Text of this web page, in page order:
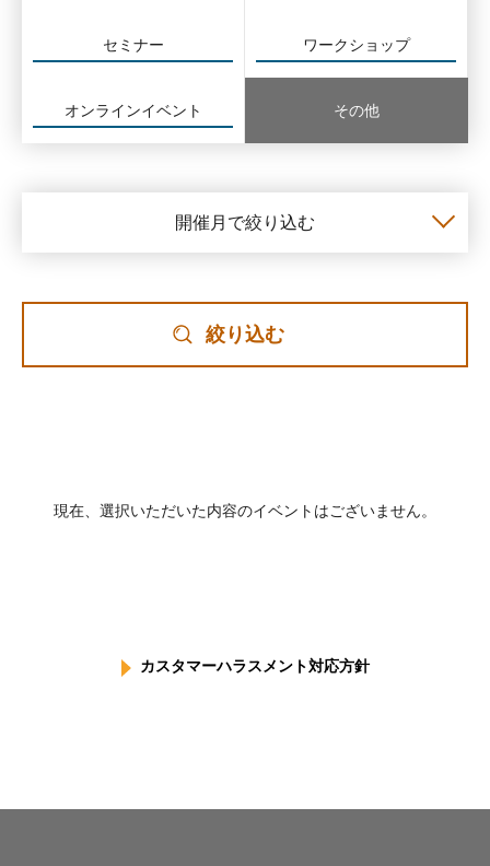
セミナー ワークショップ
オンラインイベント その他
開催月で絞り込む
絞り込む
現在、選択いただいた内容のイベントはございません。
カスタマーハラスメント対応方針